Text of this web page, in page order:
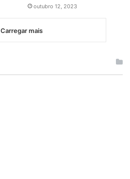
outubro 12, 2023
Carregar mais